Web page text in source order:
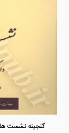
گنجینه نشست